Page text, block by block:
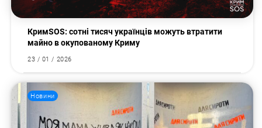
КримSOS: сотні тисяч українців можуть втратити
майно в окупованому Криму
23 / 01 / 2026
Новини